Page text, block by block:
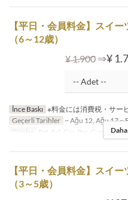
【平日・会員料金】スイ
（6～12歳）
¥ 1.900 ⇒¥
İnce Baskı ※料金には消費税・サー
Geçerli Tarihler ~ Ağu 12, Ağu 17 ~
Günler
Pzt, Sal, Çar, Per, Cum
【平日・会員料金】スイ
（3～5歳）